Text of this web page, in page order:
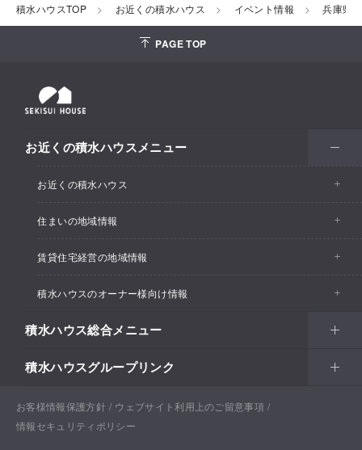
積水ハウスTOP お近くの積水ハウス イベント情報 兵庫県
PAGE TOP
お近くの積水ハウスメニュー
お近くの積水ハウス
お近くの積水ハウストップ
住まいの地域情報
イベント情報
住宅展示場・ショールーム情報
分譲住宅・土地
戸建住宅
賃貸住宅経営の地域情報
イベント情報
支店・事業所情報
賃貸住宅経営（シャーメゾン）
土地活用
積水ハウスのオーナー様向け情報
カスタマーズセンター
リフォーム
Netオーナーズクラブ
積水ハウス総合メニュー
住まい
戸建住宅
土地活用
積水ハウスグループリンク
積水ハウス ノイエ株式会社
お客様情報保護方針
ウェブサイト利用上のご留意事項
情報セキュリティポリシー